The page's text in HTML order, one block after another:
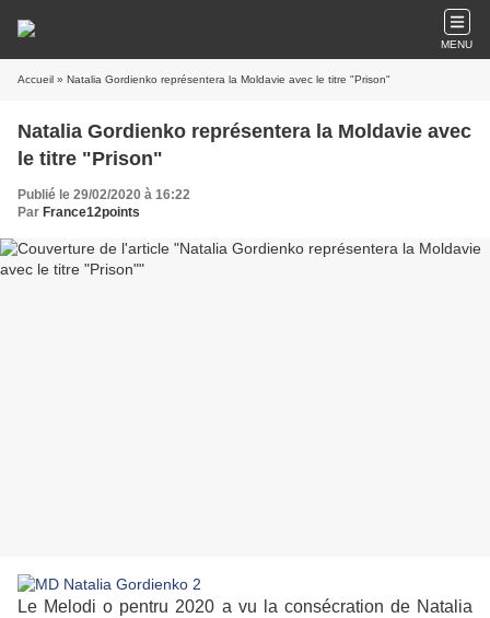
MENU
Accueil » Natalia Gordienko représentera la Moldavie avec le titre "Prison"
Natalia Gordienko représentera la Moldavie avec
le titre "Prison"
Publié le 29/02/2020 à 16:22
Par France12points
Le Melodi o pentru 2020 a vu la consécration de Natalia